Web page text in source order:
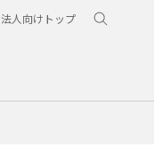
法人向けトップ